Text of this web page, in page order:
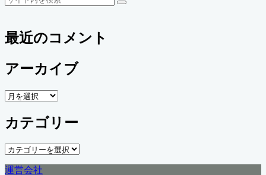
検
最近のコメント
アーカイブ
ア
カ
イ
ブ
カテゴリー
カ
運営会社